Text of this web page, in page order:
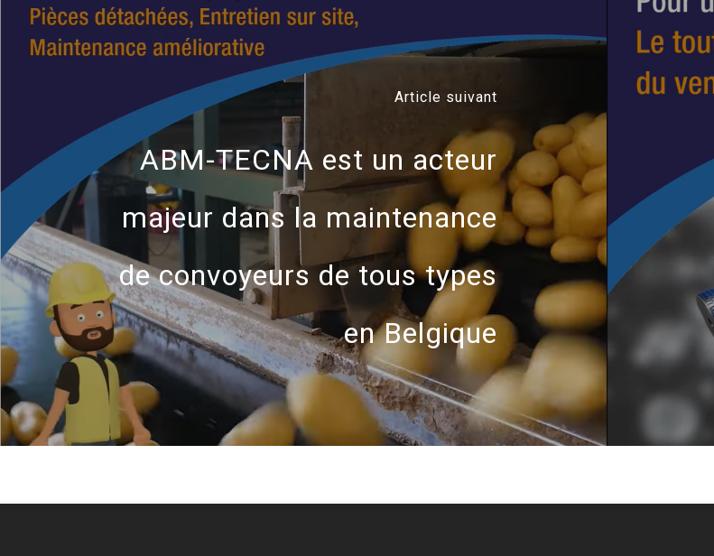
Article suivant
ABM-TECNA est un acteur
majeur dans la maintenance
de convoyeurs de tous types
en Belgique